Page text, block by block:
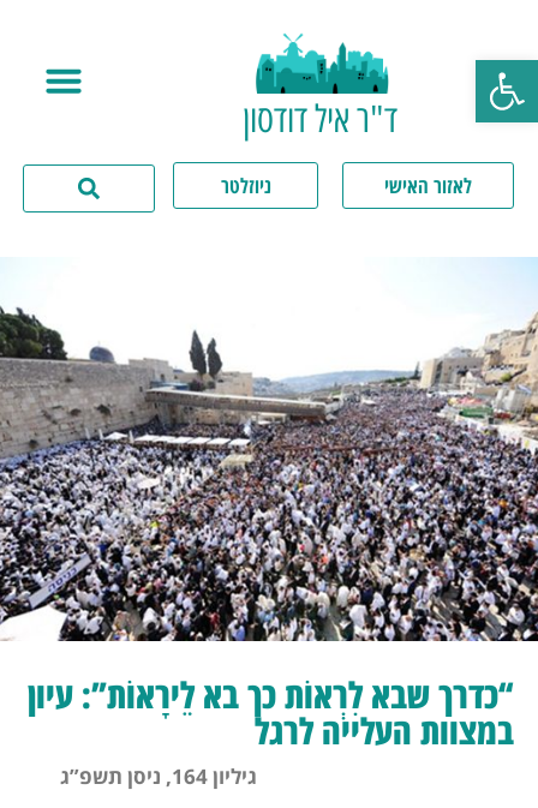
פתח סרגל נגישות
ד"ר איל דודסון
לאזור האישי ניוזלטר
“כדרך שבא לִרְאוֹת כך בא לֵירָאוֹת”: עיון
במצוות העלייה לרגל
גיליון 164, ניסן תשפ”ג